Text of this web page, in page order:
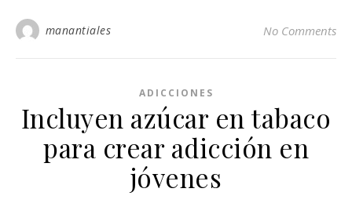
manantiales No Comments
ADICCIONES
Incluyen azúcar en tabaco
para crear adicción en
jóvenes